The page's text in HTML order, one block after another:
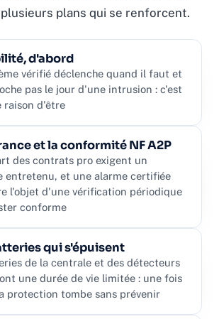
plans qui se renforcent.
d'abord
vérifié déclenche quand il faut et
pas le jour d'une intrusion : c'est
raison d'être
et la conformité NF A2P
des contrats pro exigent un
entretenu, et une alarme certifiée
l'objet d'une vérification périodique
conforme
qui s'épuisent
de la centrale et des détecteurs
une durée de vie limitée : une fois
protection tombe sans prévenir